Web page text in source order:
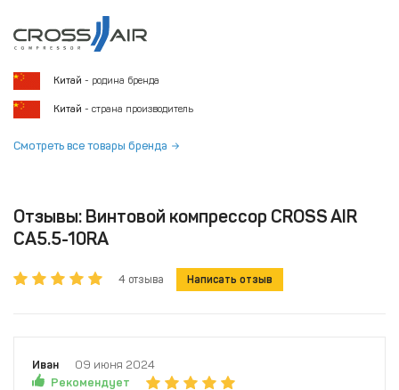
Китай - родина бренда
Китай - страна производитель
Смотреть все товары бренда
Отзывы: Винтовой компрессор CROSS AIR
CA5.5-10RA
4 отзыва Написать отзыв
Иван
09 июня 2024
Рекомендует